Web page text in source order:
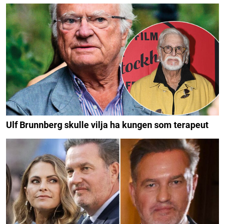
Ulf Brunnberg skulle vilja ha kungen som terapeut